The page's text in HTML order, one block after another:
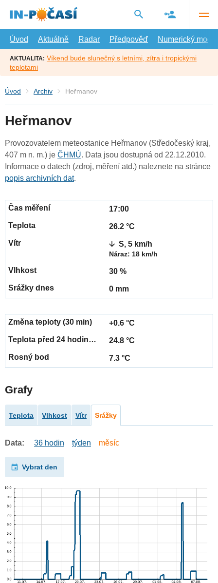
hlavní
Úvod
Aktuálně Radar Předpověď Numerický model
AKTUALITA: Víkend bude slunečný s letními, zítra i tropickými
teplotami
Úvod Archiv Heřmanov
Heřmanov
Provozovatelem meteostanice Heřmanov (Středočeský kraj,
407 m n. m.) je ČHMÚ. Data jsou dostupná od 22.12.2010.
Informace o datech (zdroj, měření atd.) naleznete na stránce
popis archivních dat.
17:00
26.2 °C
S, 5 km/h
Náraz: 18 km/h
30 %
0 mm
+0.6 °C
24.8 °C
7.3 °C
Grafy
Teplota Vlhkost Vítr Srážky
Data: 36 hodin týden měsíc
Vybrat den